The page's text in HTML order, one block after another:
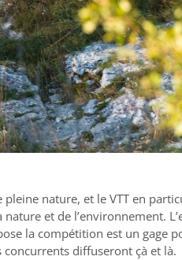
pleine nature, et le VTT en
et de l’environnement.
la compétition est un gage
concurrents diffuseront çà et là.